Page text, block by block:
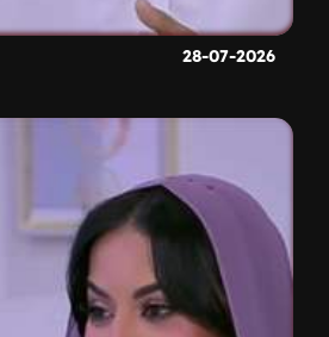
28-07-2026